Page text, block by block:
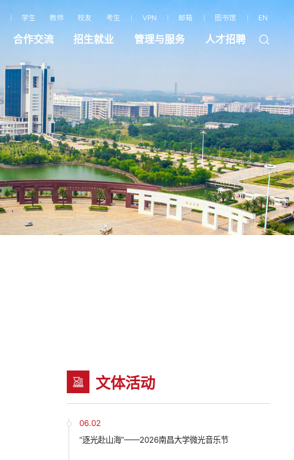
学生 教师 校友 考生 VPN 邮箱 图书馆 EN
合作交流 招生就业 管理与服务 人才招聘
文体活动
06.02
“逐光赴山海”——2026南昌大学微光音乐节